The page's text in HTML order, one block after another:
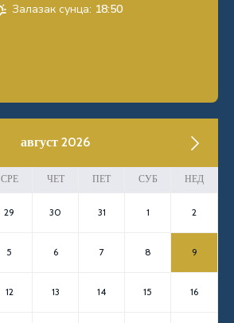
Залазак сунца: 18:50
август 2026
СРЕ ЧЕТ ПЕТ СУБ НЕД
29 30 31 1 2
5 6 7 8 9
12 13 14 15 16